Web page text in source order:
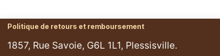
Politique de retours et remboursement
1857, Rue Savoie, G6L 1L1, Plessisville.